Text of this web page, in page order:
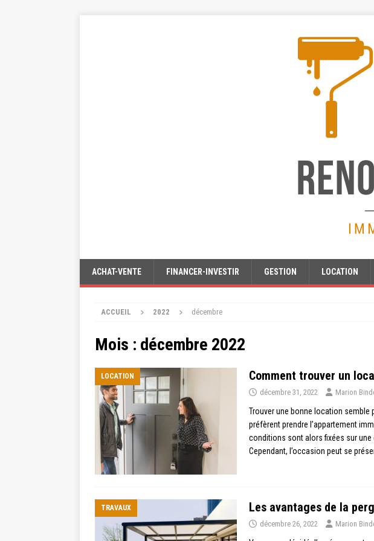
ACHAT-VENTE FINANCER-INVESTIR GESTION LOCATION
ACCUEIL 2022 décembre
Mois : décembre 2022
LOCATION Comment trouver un
décembre 31, 2022 Marion
Trouver une bonne location
préfèrent prendre l’appartement
conditions sont alors fixées sur une
Cependant, l’occasion peut se
TRAVAUX Les avantages de la
décembre 26, 2022 Marion